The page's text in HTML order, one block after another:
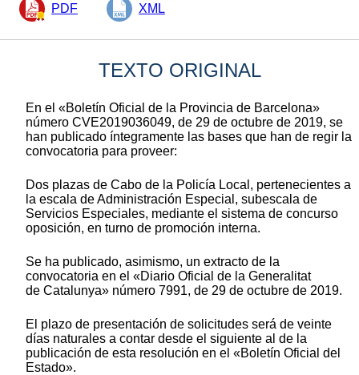
PDF XML
TEXTO ORIGINAL
En el «Boletín Oficial de la Provincia de Barcelona»
número CVE2019036049, de 29 de octubre de 2019, se
han publicado íntegramente las bases que han de regir la
convocatoria para proveer:
Dos plazas de Cabo de la Policía Local, pertenecientes a
la escala de Administración Especial, subescala de
Servicios Especiales, mediante el sistema de concurso
oposición, en turno de promoción interna.
Se ha publicado, asimismo, un extracto de la
convocatoria en el «Diario Oficial de la Generalitat
de Catalunya» número 7991, de 29 de octubre de 2019.
El plazo de presentación de solicitudes será de veinte
días naturales a contar desde el siguiente al de la
publicación de esta resolución en el «Boletín Oficial del
Estado».